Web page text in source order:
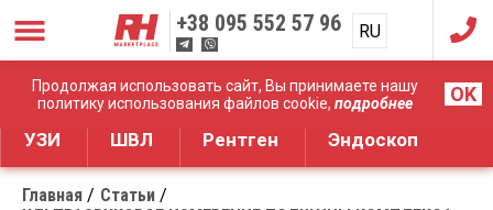
Продолжая использовать сайт, Вы принимаете нашу
политику использования файлов cookie, подробнее OK
+38 095 552 57 96 RU
UA
Дистрибуция медицинского оборудования
УЗИ ШВЛ Рентген Эндоскоп
Главная
Статьи